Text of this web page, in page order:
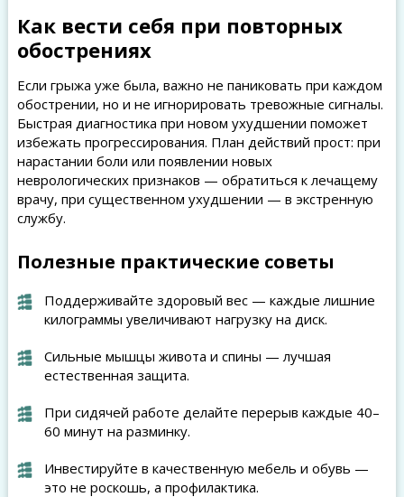
Как вести себя при повторных
обострениях
Если грыжа уже была, важно не паниковать при каждом
обострении, но и не игнорировать тревожные сигналы.
Быстрая диагностика при новом ухудшении поможет
избежать прогрессирования. План действий прост: при
нарастании боли или появлении новых
неврологических признаков — обратиться к лечащему
врачу, при существенном ухудшении — в экстренную
службу.
Полезные практические советы
Поддерживайте здоровый вес — каждые лишние
килограммы увеличивают нагрузку на диск.
Сильные мышцы живота и спины — лучшая
естественная защита.
При сидячей работе делайте перерыв каждые 40–
60 минут на разминку.
Инвестируйте в качественную мебель и обувь —
это не роскошь, а профилактика.